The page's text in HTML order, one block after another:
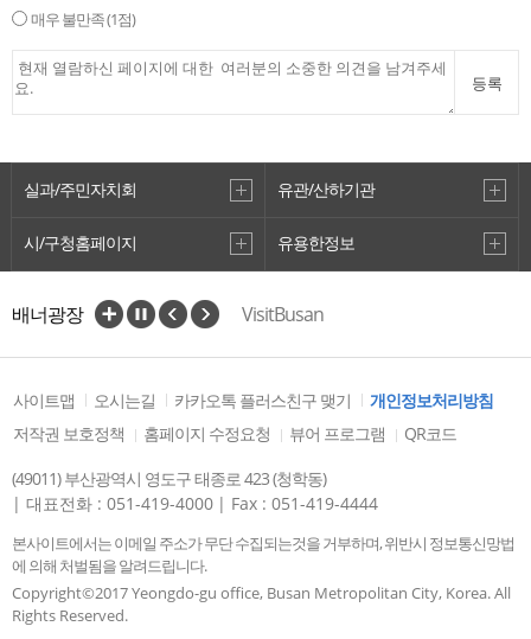
매우 불만족(1점)
등록
실과/주민자치회 유관/산하기관
시/구청홈페이지 유용한정보
배너광장
VisitBusan
사이트맵 오시는길 카카오톡 플러스친구 맺기
개인정보처리방침
저작권 보호정책
홈페이지 수정요청 뷰어 프로그램
QR코드
(49011) 부산광역시 영도구 태종로 423 (청학동)
| 대표전화 : 051-419-4000 | Fax : 051-419-4444
본사이트에서는 이메일 주소가 무단 수집되는것을 거부하며, 위반시 정보통신망법
에 의해 처벌됨을 알려드립니다.
Copyright©2017 Yeongdo-gu office, Busan Metropolitan City, Korea. All
Rights Reserved.